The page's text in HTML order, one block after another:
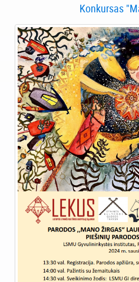
Konkursas